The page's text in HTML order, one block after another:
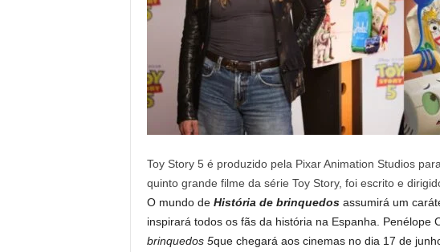
Toy Story 5 é produzido pela Pixar Animation Studios
quinto grande filme da série Toy Story, foi escrito e
O mundo de História de brinquedos assumirá um
inspirará todos os fãs da história na Espanha. Penélope
brinquedos 5que chegará aos cinemas no dia 17 de